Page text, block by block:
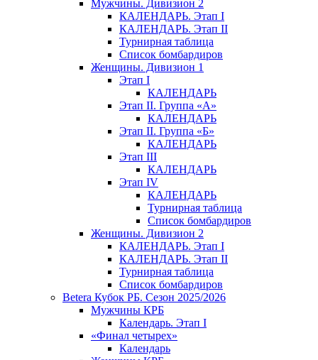
Мужчины. Дивизион 2
КАЛЕНДАРЬ. Этап I
КАЛЕНДАРЬ. Этап II
Турнирная таблица
Список бомбардиров
Женщины. Дивизион 1
Этап I
КАЛЕНДАРЬ
Этап II. Группа «А»
КАЛЕНДАРЬ
Этап II. Группа «Б»
КАЛЕНДАРЬ
Этап III
КАЛЕНДАРЬ
Этап IV
КАЛЕНДАРЬ
Турнирная таблица
Список бомбардиров
Женщины. Дивизион 2
КАЛЕНДАРЬ. Этап I
КАЛЕНДАРЬ. Этап II
Турнирная таблица
Список бомбардиров
Betera Кубок РБ. Сезон 2025/2026
Мужчины КРБ
Календарь. Этап I
«Финал четырех»
Календарь